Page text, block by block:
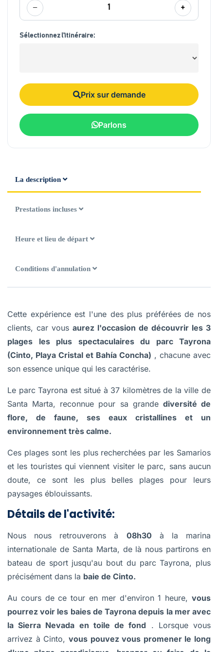
− 1 +
Sélectionnez l'itinéraire:
Prix sur demande
Parlons
La description
Prestations incluses
Heure et lieu de départ
Conditions d'annulation
Cette expérience est l'une des plus préférées de nos
clients, car vous aurez l'occasion de découvrir les 3
plages les plus spectaculaires du parc Tayrona
(Cinto, Playa Cristal et Bahía Concha) , chacune avec
son essence unique qui les caractérise.
Le parc Tayrona est situé à 37 kilomètres de la ville de
Santa Marta, reconnue pour sa grande diversité de
flore, de faune, ses eaux cristallines et un
environnement très calme.
Ces plages sont les plus recherchées par les Samarios
et les touristes qui viennent visiter le parc, sans aucun
doute, ce sont les plus belles plages pour leurs
paysages éblouissants.
Détails de l'activité:
Nous nous retrouverons à 08h30 à la marina
internationale de Santa Marta, de là nous partirons en
bateau de sport jusqu'au bout du parc Tayrona, plus
précisément dans la baie de Cinto.
Au cours de ce tour en mer d'environ 1 heure, vous
pourrez voir les baies de Tayrona depuis la mer avec
la Sierra Nevada en toile de fond . Lorsque vous
arrivez à Cinto, vous pouvez vous promener le long